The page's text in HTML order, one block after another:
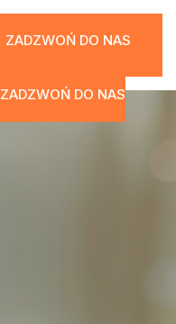
ZADZWOŃ DO NAS
ZADZWOŃ DO NAS